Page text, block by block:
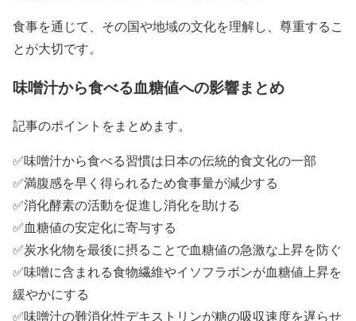
食事を通じて、その国や地域の文化を理解し、尊重するこ
とが大切です。
味噌汁から食べる血糖値への影響まとめ
記事のポイントをまとめます。
✅味噌汁から食べる習慣は日本の伝統的食文化の一部
✅満腹感を早く得られるため食事量が減少する
✅消化酵素の活動を促進し消化を助ける
✅血糖値の安定化に寄与する
✅炭水化物を最後に摂ることで血糖値の急激な上昇を防ぐ
✅味噌に含まれる食物繊維やイソフラボンが血糖値上昇を
緩やかにする
✅味噌汁の難消化性デキストリンが糖の吸収速度を遅らせ